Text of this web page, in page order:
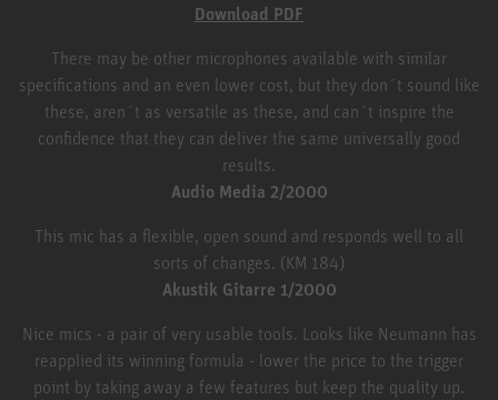
Download PDF
There may be other microphones available with similar
specifications and an even lower cost, but they don´t sound like
these, aren´t as versatile as these, and can´t inspire the
confidence that they can deliver the same universally good
results.
Audio Media 2/2000
This mic has a flexible, open sound and responds well to all
sorts of changes. (KM 184)
Akustik Gitarre 1/2000
Nice mics - a pair of very usable tools. Looks like Neumann has
reapplied its winning formula - lower the price to the trigger
point by taking away a few features but keep the quality up.